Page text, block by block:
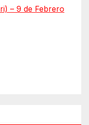
– 9 de Febrero